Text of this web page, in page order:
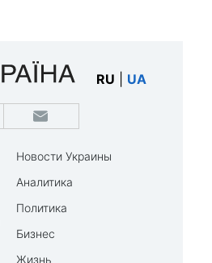
RU UA
Новости Украины
Аналитика
Политика
Бизнес
Жизнь